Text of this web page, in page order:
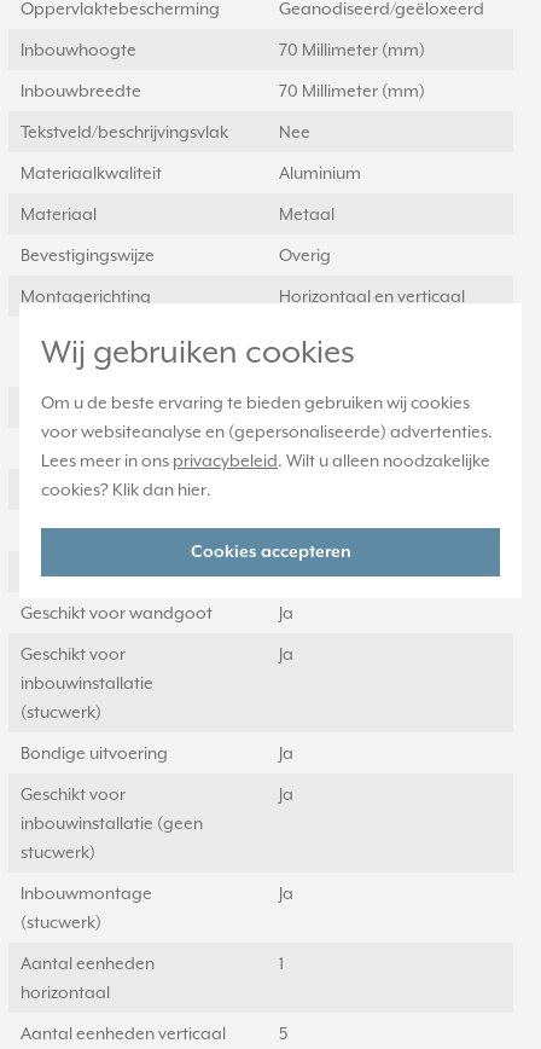
Wij gebruiken cookies
Om u de beste ervaring te bieden gebruiken wij cookies
voor websiteanalyse en (gepersonaliseerde) advertenties.
Lees meer in ons privacybeleid. Wilt u alleen noodzakelijke
cookies? Klik dan hier.
Cookies accepteren
Oppervlaktebescherming Geanodiseerd/geëloxeerd
Inbouwhoogte 70 Millimeter (mm)
Inbouwbreedte 70 Millimeter (mm)
Tekstveld/beschrijvingsvlak Nee
Materiaalkwaliteit Aluminium
Materiaal Metaal
Bevestigingswijze Overig
Montagerichting Horizontaal en verticaal
RAL-nummer
(vergelijkbaar)
9006
Slagvastheid IK00
Geschikt voor vloerpot
Transparant Nee
Geschikt voor wandgoot Ja
Geschikt voor
inbouwinstallatie
(stucwerk)
Ja
Bondige uitvoering Ja
Geschikt voor
inbouwinstallatie (geen
stucwerk)
Ja
Inbouwmontage
(stucwerk)
Ja
Aantal eenheden
horizontaal
1
Aantal eenheden verticaal 5